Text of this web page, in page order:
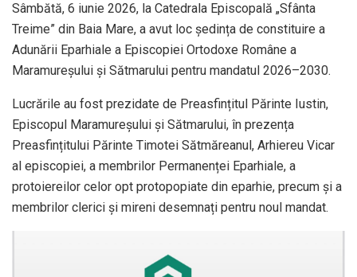
Sâmbătă, 6 iunie 2026, la Catedrala Episcopală „Sfânta
Treime” din Baia Mare, a avut loc ședința de constituire a
Adunării Eparhiale a Episcopiei Ortodoxe Române a
Maramureșului și Sătmarului pentru mandatul 2026–2030.
Lucrările au fost prezidate de Preasfințitul Părinte Iustin,
Episcopul Maramureșului și Sătmarului, în prezența
Preasfințitului Părinte Timotei Sătmăreanul, Arhiereu Vicar
al episcopiei, a membrilor Permanenței Eparhiale, a
protoiereilor celor opt protopopiate din eparhie, precum și a
membrilor clerici și mireni desemnați pentru noul mandat.